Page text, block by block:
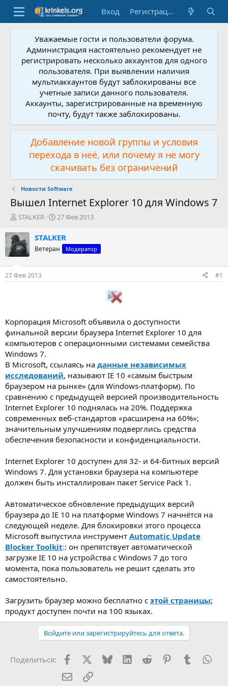
Вход Регистрация
Уважаемые гости и пользователи форума.
Администрация настоятельно рекомендует не
регистрировать несколько аккаунтов для одного
пользователя. При выявлении наличия
мультиаккаунтов будут заблокированы все
учетные записи данного пользователя.
Аккаунты, зарегистрированные на временную
почту, будут также заблокированы.
Добавление новой группы и условия
перехода в неё, или почему я не могу
скачивать без ограничений
Новости Software
Вышел Internet Explorer 10 для Windows 7
А
т
о
р
т
м
STALKER
Д
т
н
а
27 Фев 2013
STALKER
Ветеран Модератор
27 Фев 2013 #1
Корпорация Microsoft объявила о доступности
финальной версии браузера Internet Explorer 10 для
компьютеров с операционными системами семейства
Windows 7.
В Microsoft, ссылаясь на данные независимых
исследований, называют IE 10 «самым быстрым
браузером на рынке» (для Windows-платформ). По
сравнению с предыдущей версией производительность
Internet Explorer 10 поднялась на 20%. Поддержка
современных веб-стандартов «расширена на 60%»;
значительным улучшениям подверглись средства
обеспечения безопасности и конфиденциальности.
Internet Explorer 10 доступен для 32- и 64-битных версий
Windows 7. Для установки браузера на компьютере
должен быть инсталлирован пакет Service Pack 1.
Автоматическое обновление предыдущих версий
браузера до IE 10 на платформе Windows 7 начнётся на
следующей неделе. Для блокировки этого процесса
Microsoft выпустила инструмент Automatic Update
Blocker Toolkit:: он препятствует автоматической
загрузке IE 10 на устройства c Windows 7 до того
момента, пока пользователь не решит сделать это
самостоятельно.
Загрузить браузер можно бесплатно с этой страницы;
продукт доступен почти на 100 языках.
Войдите или зарегистрируйтесь для ответа.
Поделиться: FacebookX (Twitter)
BlueskyLinkedInReddit PinterestTumblr
Электронная почта
Ссылка